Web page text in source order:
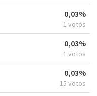
0,03%
1 votos
0,03%
1 votos
0,03%
15 votos